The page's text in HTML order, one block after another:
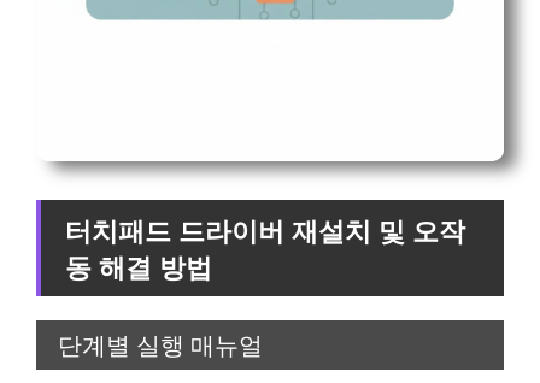
터치패드 드라이버 재설치 및 오작
동 해결 방법
단계별 실행 매뉴얼